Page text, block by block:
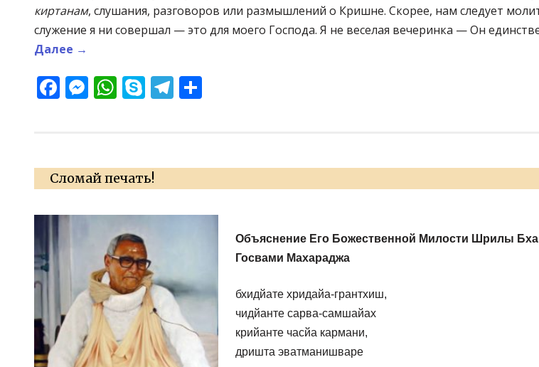
киртанам, слушания, разговоров или размышлений о Кришне. Скорее, нам следует
служение я ни совершал — это для моего Господа. Я не веселая вечеринка — Он
Далее →
Facebook
Messenger
WhatsApp
SkypeTelegram
Сломай печать!
Объяснение Его Божественной Милости Шрилы
Госвами Махараджа
бхидйате хридайа-грантхиш,
чидйанте сарва-самшайах
крийанте часйа кармани,
дришта эватманишваре